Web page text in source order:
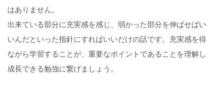
はありません。
出来ている部分に充実感を感じ、弱かった部分を伸ばせばい
いんだといった指針にすればいいだけの話です。充実感を得
ながら学習することが、重要なポイントであることを理解し
成長できる勉強に繋げましょう。